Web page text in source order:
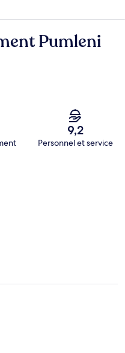
Pumleni
9,2
Personnel et service